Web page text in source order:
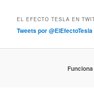
EL EFECTO TESLA EN
Tweets por @ElEfectoTesla